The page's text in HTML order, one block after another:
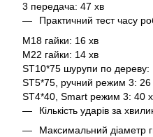
3 передача: 47 хв
Практичний тест часу
M18 гайки: 16 хв
M22 гайки: 14 хв
ST10*75 шурупи по дереву:
ST5*75, ручний режим 3: 26
ST4*40, Smart режим 3: 40
Кількість ударів за
Максимальний діаметр